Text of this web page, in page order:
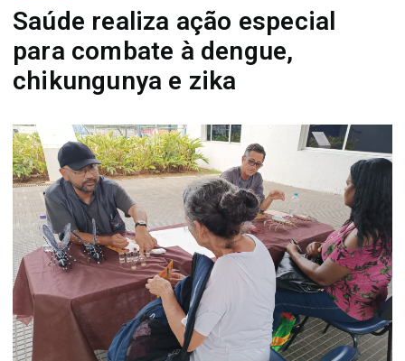
Saúde realiza ação especial
para combate à dengue,
chikungunya e zika